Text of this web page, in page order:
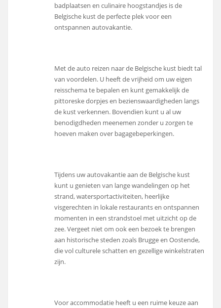
badplaatsen en culinaire hoogstandjes is de
Belgische kust de perfecte plek voor een
ontspannen autovakantie.
Met de auto reizen naar de Belgische kust biedt tal
van voordelen. U heeft de vrijheid om uw eigen
reisschema te bepalen en kunt gemakkelijk de
pittoreske dorpjes en bezienswaardigheden langs
de kust verkennen. Bovendien kunt u al uw
benodigdheden meenemen zonder u zorgen te
hoeven maken over bagagebeperkingen.
Tijdens uw autovakantie aan de Belgische kust
kunt u genieten van lange wandelingen op het
strand, watersportactiviteiten, heerlijke
visgerechten in lokale restaurants en ontspannen
momenten in een strandstoel met uitzicht op de
zee. Vergeet niet om ook een bezoek te brengen
aan historische steden zoals Brugge en Oostende,
die vol culturele schatten en gezellige winkelstraten
zijn.
Voor accommodatie heeft u een ruime keuze aan